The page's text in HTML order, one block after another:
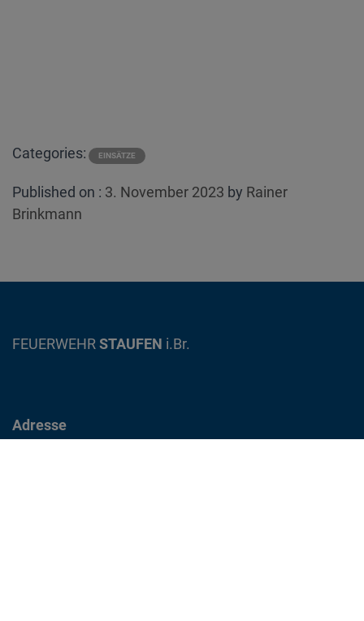
Categories: EINSÄTZE
Published on : Posted
3. November 2023 by Rainer
Brinkmann
FEUERWEHR STAUFEN i.Br.
Adresse